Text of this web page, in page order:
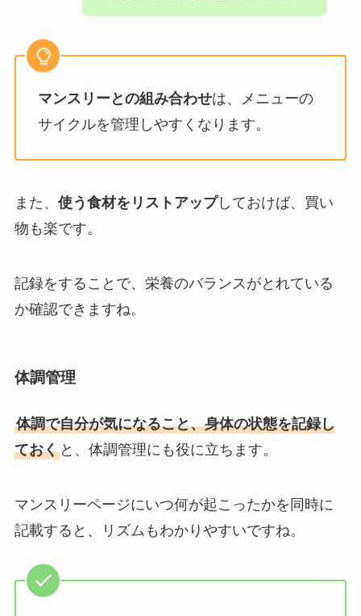
マンスリーとの組み合わせは、メニューの
サイクルを管理しやすくなります。
また、 使う食材をリストアップしておけば、買い
物も楽です。
記録をすることで、栄養のバランスがとれている
か確認できますね。
体調管理
体調で自分が気になること、身体の状態を記録し
ておくと、体調管理にも役に立ちます。
マンスリーページにいつ何が起こったかを同時に
記載すると、リズムもわかりやすいですね。